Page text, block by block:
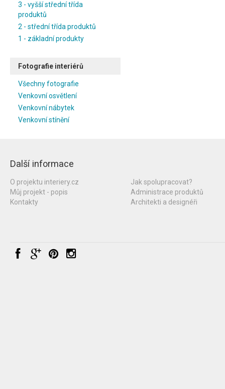
3 - vyšší střední třída
produktů
2 - střední třída produktů
1 - základní produkty
Fotografie interiérů
Všechny fotografie
Venkovní osvětlení
Venkovní nábytek
Venkovní stínění
Další informace
O projektu interiery.cz
Můj projekt - popis
Kontakty
Jak spolupracovat?
Administrace produktů
Architekti a designéři